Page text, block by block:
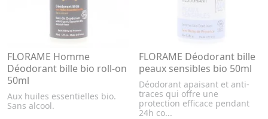
FLORAME Homme
Déodorant bille bio roll-on
50ml
Aux huiles essentielles bio.
Sans alcool.
FLORAME Déodorant bille
peaux sensibles bio 50ml
Déodorant apaisant et anti-
traces qui offre une
protection efficace pendant
24h co...